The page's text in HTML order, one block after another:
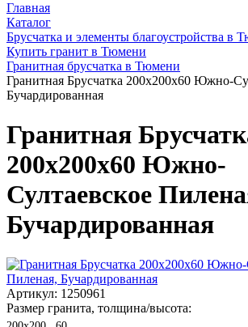
Главная
Каталог
Брусчатка и элементы благоустройства в
Купить гранит в Тюмени
Гранитная брусчатка в Тюмени
Гранитная Брусчатка 200х200x60 Южно-
Бучардированная
Гранитная
200х200x60 Южно-
Султаевское
Бучардированная
Артикул: 1250961
Размер гранита, толщина/высота: